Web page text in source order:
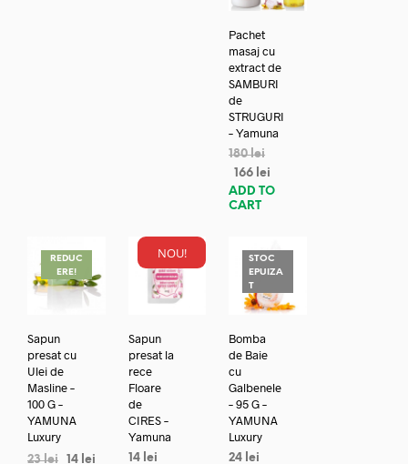
Pachet
masaj cu
extract de
SAMBURI
de
STRUGURI
– Yamuna
180lei
166 lei
ADD TO
CART
REDUC
ERE!
Sapun
presat cu
Ulei de
Masline –
100 G –
YAMUNA
Luxury
23lei 14 lei
NOU!
Sapun
presat la
rece
Floare
de
CIRES –
Yamuna
14 lei
STOC
EPUIZA
T
Bomba
de Baie
cu
Galbenele
– 95 G –
YAMUNA
Luxury
24 lei